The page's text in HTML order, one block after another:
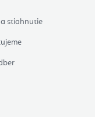
stiahnutie